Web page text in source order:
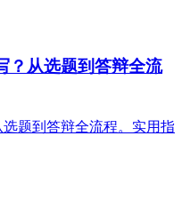
？从选题到答辩全流
题到答辩全流程。实用指